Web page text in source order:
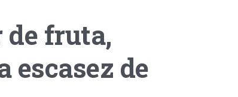
de fruta,
escasez de